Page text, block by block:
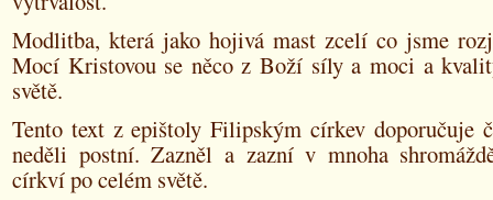
Modlitba, která jako hojivá mast zcelí co jsme
Mocí Kristovou se něco z Boží síly a moci a
světě.
Tento text z epištoly Filipským církev doporučuje
neděli postní. Zazněl a zazní v mnoha
církví po celém světě.